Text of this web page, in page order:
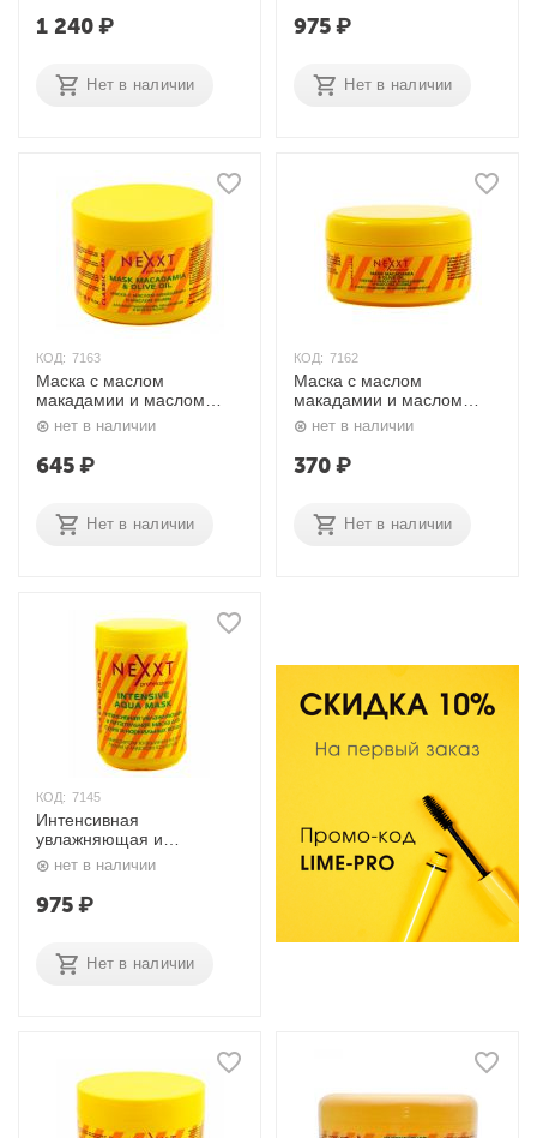
1 240₽
Нет в наличии
975₽
Нет в наличии
КОД: 7163
Маска с маслом
макадамии и маслом
оливы 500 мл. Nexxt
нет в наличии
645₽
Нет в наличии
КОД: 7162
Маска с маслом
макадамии и маслом
оливы 200 мл. Nexxt
нет в наличии
370₽
Нет в наличии
КОД: 7145
Интенсивная
увлажняющая и
питательная маска 1000
мл. Nexxt
нет в наличии
975₽
Нет в наличии